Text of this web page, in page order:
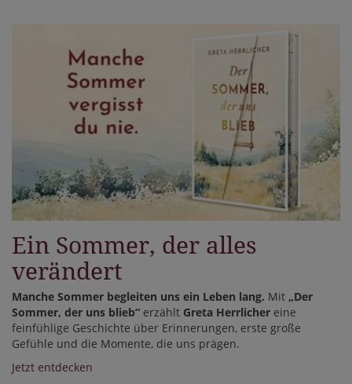
Ein Sommer, der alles
verändert
Manche Sommer begleiten uns ein Leben lang. Mit „Der
Sommer, der uns blieb“ erzählt Greta Herrlicher eine
feinfühlige Geschichte über Erinnerungen, erste große
Gefühle und die Momente, die uns prägen.
Jetzt entdecken